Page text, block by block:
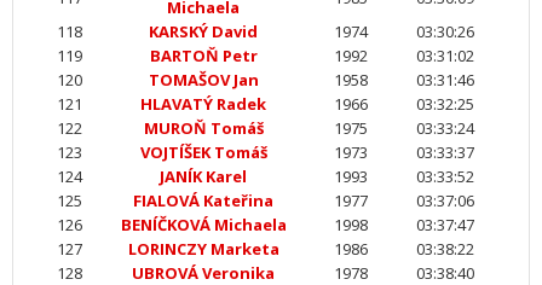
Michaela
118
KARSKÝ David 1974
03:30:26
119
BARTOŇ Petr 1992
03:31:02
120
TOMAŠOV Jan 1958
03:31:46
121
HLAVATÝ Radek 1966
03:32:25
122
MUROŇ Tomáš 1975
03:33:24
123
VOJTÍŠEK Tomáš 1973
03:33:37
124
JANÍK Karel 1993
03:33:52
125
FIALOVÁ Kateřina 1977
03:37:06
126
BENÍČKOVÁ Michaela 1998
03:37:47
127
LORINCZY Marketa 1986
03:38:22
128
UBROVÁ Veronika 1978
03:38:40